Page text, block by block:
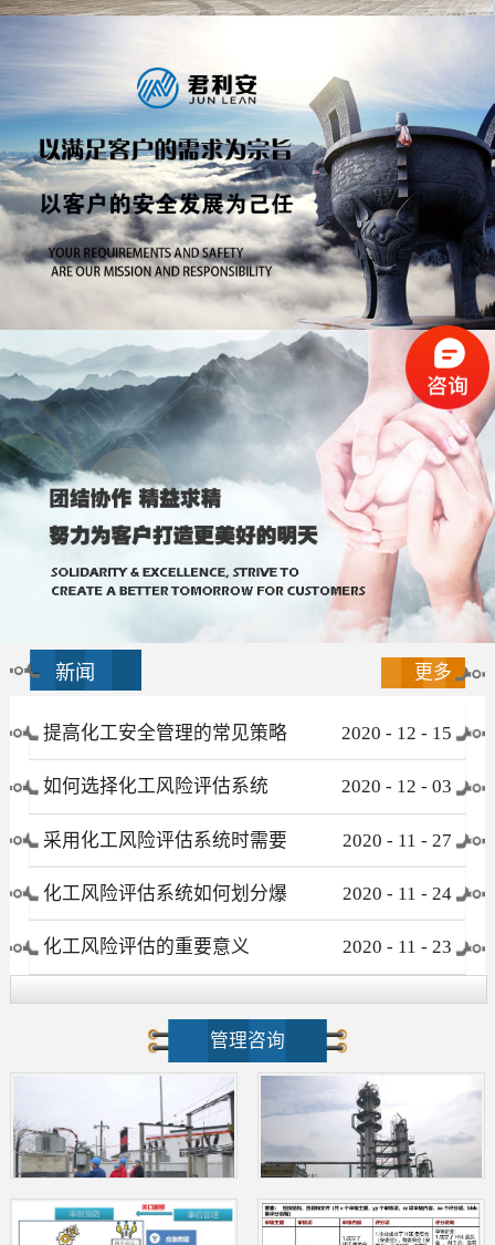
新闻 更多
提高化工安全管理的常见策略
有哪些
2020 - 12 - 15
如何选择化工风险评估系统 2020 - 12 - 03
采用化工风险评估系统时需要
注意哪些事项
2020 - 11 - 27
化工风险评估系统如何划分爆
炸危险区域
2020 - 11 - 24
化工风险评估的重要意义 2020 - 11 - 23
管理咨询